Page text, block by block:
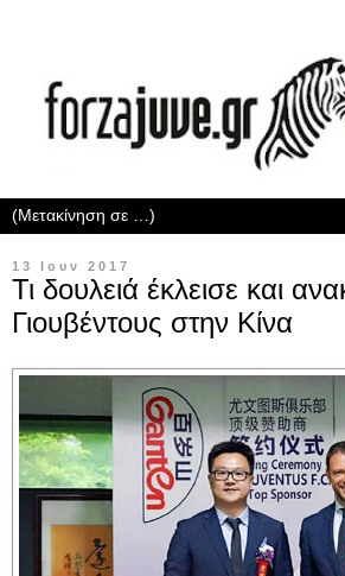
13 Ιουν 2017
Τι δουλειά έκλεισε και
Γιουβέντους στην Κίνα